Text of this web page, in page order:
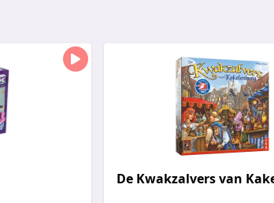
De Kwakzalvers van